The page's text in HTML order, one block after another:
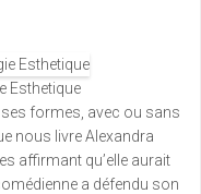
Esthetique
ses formes, avec ou sans
nous livre Alexandra
affirmant qu’elle aurait
a défendu son